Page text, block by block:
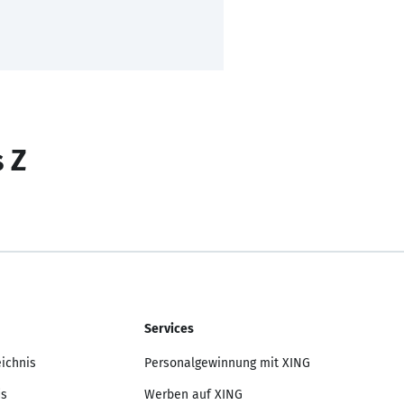
Z
Services
Personalgewinnung mit XING
Werben auf XING